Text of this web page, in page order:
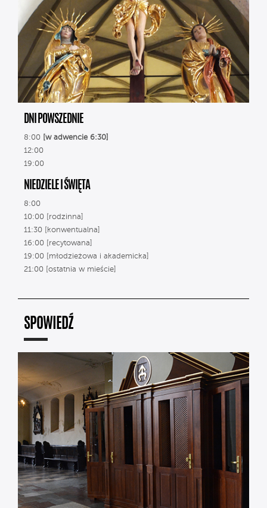
DNI POWSZEDNIE
8:00 [w adwencie 6:30]
12:00
19:00
NIEDZIELE I ŚWIĘTA
8:00
10:00 [rodzinna]
11:30 [konwentualna]
16:00 [recytowana]
19:00 [młodzieżowa i akademicka]
21:00 [ostatnia w mieście]
SPOWIEDŹ